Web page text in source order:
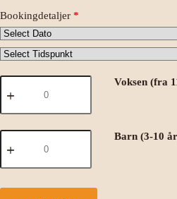
Bookingdetaljer *
Hammershus
aftentur
2026
antal
Voksen (fra
Hammershus
aftentur
2026
Barn (3-10